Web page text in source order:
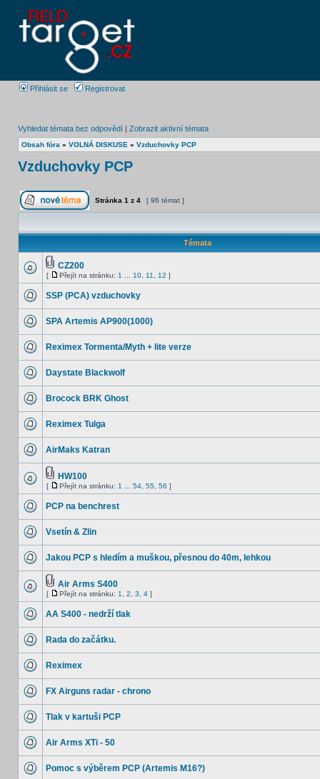
Přihlásit se Registrovat
Vyhledat témata bez odpovědí | Zobrazit aktivní témata
Obsah fóra » VOLNÁ DISKUSE » Vzduchovky PCP
Vzduchovky PCP
Stránka 1 z 4 [ 96 témat ]
Témata
CZ200
[ Přejít na stránku: 1 10 11 12 ]
SSP (PCA) vzduchovky
SPA Artemis AP900(1000)
Reximex Tormenta/Myth + lite verze
Daystate Blackwolf
Brocock BRK Ghost
Reximex Tulga
AirMaks Katran
HW100
[ Přejít na stránku: 1 54 55 56 ]
PCP na benchrest
Vsetín & Zlin
Jakou PCP s hledím a muškou, přesnou do 40m, lehkou
Air Arms S400
[ Přejít na stránku: 1 2 3 4 ]
AA S400 - nedrží tlak
Rada do začátku.
Reximex
FX Airguns radar - chrono
Tlak v kartuši PCP
Air Arms XTi - 50
Pomoc s výběrem PCP (Artemis M16?)